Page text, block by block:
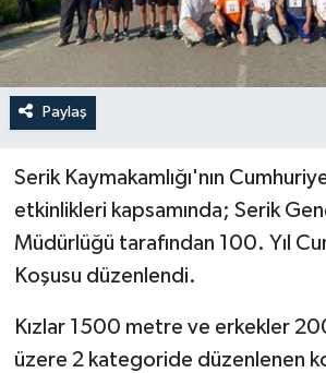
Paylaş
Serik Kaymakamlığı'nın
etkinlikleri kapsamında; Serik
Müdürlüğü tarafından 100. Yıl
Koşusu düzenlendi.
Kızlar 1500 metre ve erkekler
üzere 2 kategoride düzenlenen